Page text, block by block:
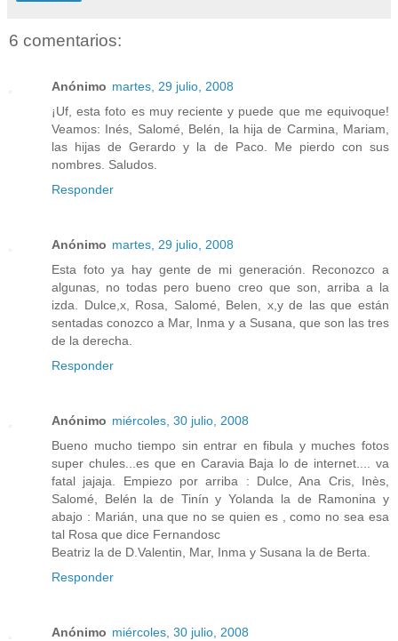
6 comentarios:
Anónimo martes, 29 julio, 2008
¡Uf, esta foto es muy reciente y puede que me equivoque!
Veamos: Inés, Salomé, Belén, la hija de Carmina, Mariam,
las hijas de Gerardo y la de Paco. Me pierdo con sus
nombres. Saludos.
Responder
Anónimo martes, 29 julio, 2008
Esta foto ya hay gente de mi generación. Reconozco a
algunas, no todas pero bueno creo que son, arriba a la
izda. Dulce,x, Rosa, Salomé, Belen, x,y de las que están
sentadas conozco a Mar, Inma y a Susana, que son las tres
de la derecha.
Responder
Anónimo miércoles, 30 julio, 2008
Bueno mucho tiempo sin entrar en fibula y muches fotos
super chules...es que en Caravia Baja lo de internet.... va
fatal jajaja. Empiezo por arriba : Dulce, Ana Cris, Inès,
Salomé, Belén la de Tinín y Yolanda la de Ramonina y
abajo : Marián, una que no se quien es , como no sea esa
tal Rosa que dice Fernandosc
Beatriz la de D.Valentin, Mar, Inma y Susana la de Berta.
Responder
Anónimo miércoles, 30 julio, 2008